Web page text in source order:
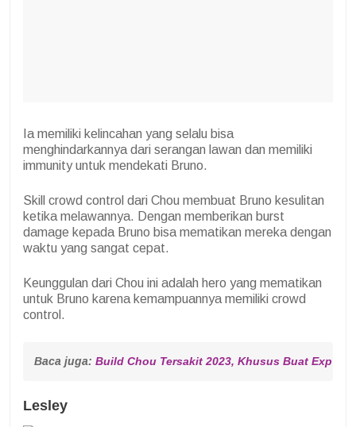
Ia memiliki kelincahan yang selalu bisa
menghindarkannya dari serangan lawan dan memiliki
immunity untuk mendekati Bruno.
Skill crowd control dari Chou membuat Bruno kesulitan
ketika melawannya. Dengan memberikan burst
damage kepada Bruno bisa mematikan mereka dengan
waktu yang sangat cepat.
Keunggulan dari Chou ini adalah hero yang mematikan
untuk Bruno karena kemampuannya memiliki crowd
control.
Baca juga: Build Chou Tersakit 2023, Khusus Buat Exp
Lesley